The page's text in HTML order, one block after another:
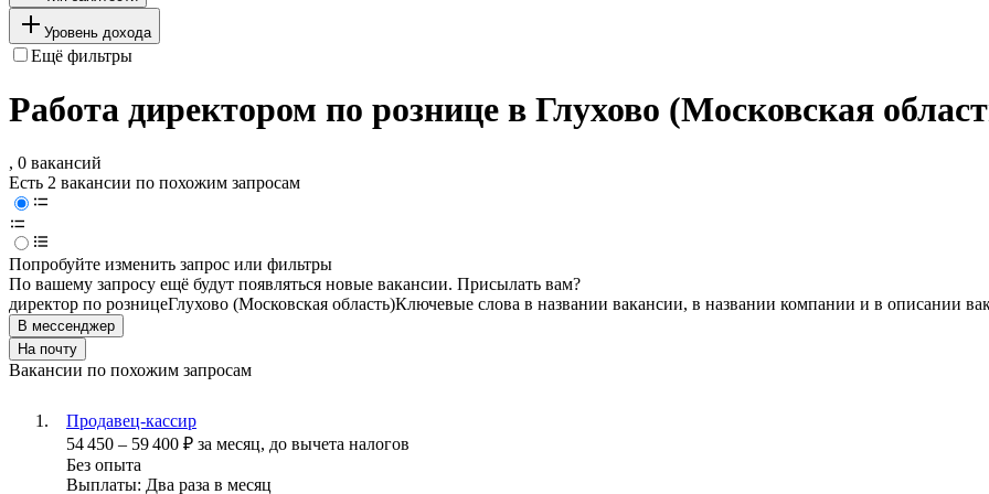
Уровень дохода
Ещё фильтры
Работа директором по рознице в Глухово (Московская
, 0 вакансий
Есть 2 вакансии по похожим запросам
Попробуйте изменить запрос или фильтры
По вашему запросу ещё будут появляться новые вакансии. Присылать вам?
директор по розницеГлухово (Московская область)Ключевые слова в названии вакансии, в названии компании и в описании
В мессенджер
На почту
Вакансии по похожим запросам
Продавец-кассир
54 450 – 59 400 ₽ за месяц, до вычета налогов
Без опыта
Выплаты: Два раза в месяц